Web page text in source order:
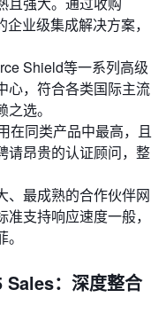
业级集成解决方案，
Shield等一系列高级
心，符合各类国际主流
选。
在同类产品中最高，且
请昂贵的认证顾问，整
、最成熟的合作伙伴网
支持响应速度一般，
：深度整合